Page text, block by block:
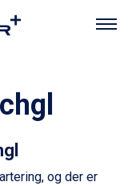
og der er